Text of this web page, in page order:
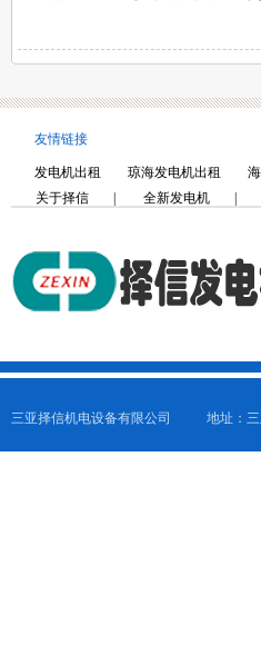
友情链接
发电机出租 琼海发电机出租
关于择信
全新发电机
三亚择信机电设备有限公司 地址：